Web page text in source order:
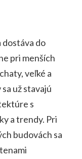
dostáva do
pri menších
veľké a
už stavajú
s
a trendy. Pri
budovách sa